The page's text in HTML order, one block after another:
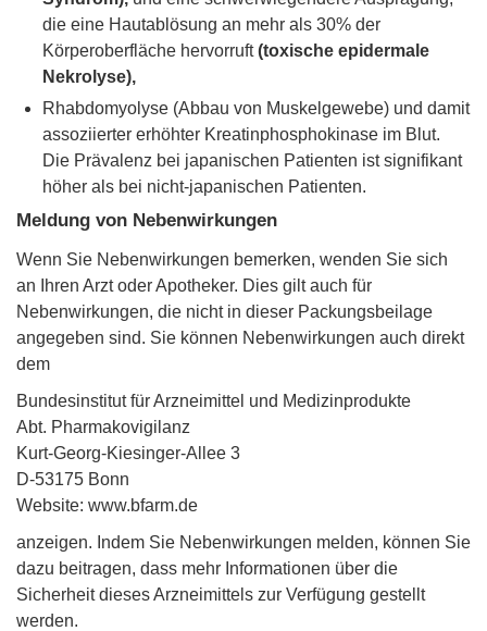
die eine Hautablösung an mehr als 30% der
Körperoberfläche hervorruft(toxische epidermale
Nekrolyse),
Rhabdomyolyse (Abbau von Muskelgewebe) und damit
assoziierter erhöhter Kreatinphosphokinase im Blut.
Die Prävalenz bei japanischen Patienten ist signifikant
höher als bei nicht-japanischen Patienten.
Meldung von Nebenwirkungen
Wenn Sie Nebenwirkungen bemerken, wenden Sie sich
an Ihren Arzt oder Apotheker. Dies gilt auch für
Nebenwirkungen, die nicht in dieser Packungsbeilage
angegeben sind. Sie können Nebenwirkungen auch direkt
dem
Bundesinstitut für Arzneimittel und Medizinprodukte
Abt. Pharmakovigilanz
Kurt-Georg-Kiesinger-Allee 3
D-53175 Bonn
Website: www.bfarm.de
anzeigen. Indem Sie Nebenwirkungen melden, können Sie
dazu beitragen, dass mehr Informationen über die
Sicherheit dieses Arzneimittels zur Verfügung gestellt
werden.